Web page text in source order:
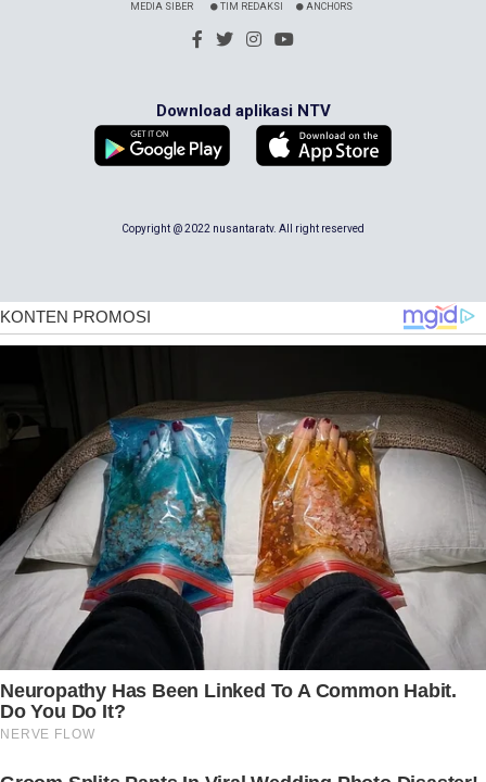
MEDIA SIBER TIM REDAKSI ANCHORS
Download aplikasi NTV
Copyright @ 2022 nusantaratv. All right reserved